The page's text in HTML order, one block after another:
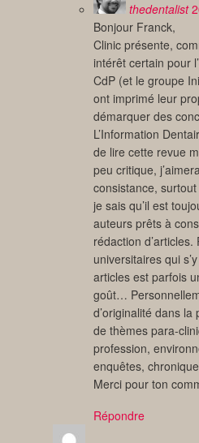
thedentalist
Bonjour Franck,
Clinic présente,
intérêt certain pour
CdP (et le groupe
ont imprimé leur
démarquer des
L’Information
de lire cette revue
peu critique,
consistance,
je sais qu’il est
auteurs prêts à
rédaction
universitaires qui
articles est parfois
goût…
d’originalité dans
de thèmes para-
profession,
enquêtes,
Merci pour ton
Répondre